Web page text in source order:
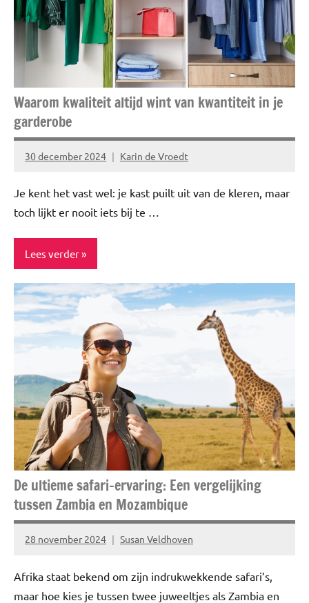
Niet
gecategoriseerd
Spiritualiteit
Waarom kwaliteit altijd wint van kwantiteit in je
garderobe
30 december 2024 Karin de Vroedt
Geen
Je kent het vast wel: je kast puilt uit van de kleren, maar
toch lijkt er nooit iets bij te …
Lees verder
ADV
Blog
Fashion
Kleding
Lifestyle
Mode
De ultieme safari-ervaring: Een vergelijking
tussen Zambia en Mozambique
28 november 2024 Susan Veldhoven
Geen
Afrika staat bekend om zijn indrukwekkende safari’s,
maar hoe kies je tussen twee juweeltjes als Zambia en